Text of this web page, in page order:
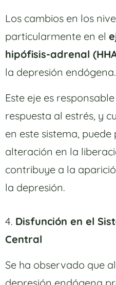
Los cambios en los
particularmente en el
hipófisis-adrenal
la depresión endógena.
Este eje es
respuesta al estrés, y
en este sistema,
alteración en la
contribuye a la
la depresión.
4. Disfunción en el
Central
Se ha observado que